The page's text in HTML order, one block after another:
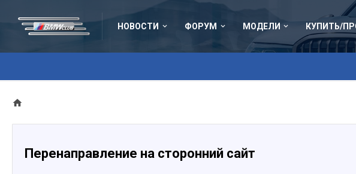
НОВОСТИ ФОРУМ МОДЕЛИ КУПИТЬ/
Перенаправление на сторонний сайт